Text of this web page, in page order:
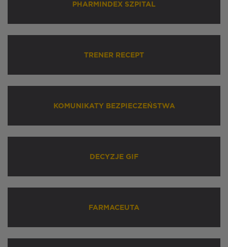
PHARMINDEX SZPITAL
TRENER RECEPT
KOMUNIKATY BEZPIECZEŃSTWA
DECYZJE GIF
FARMACEUTA